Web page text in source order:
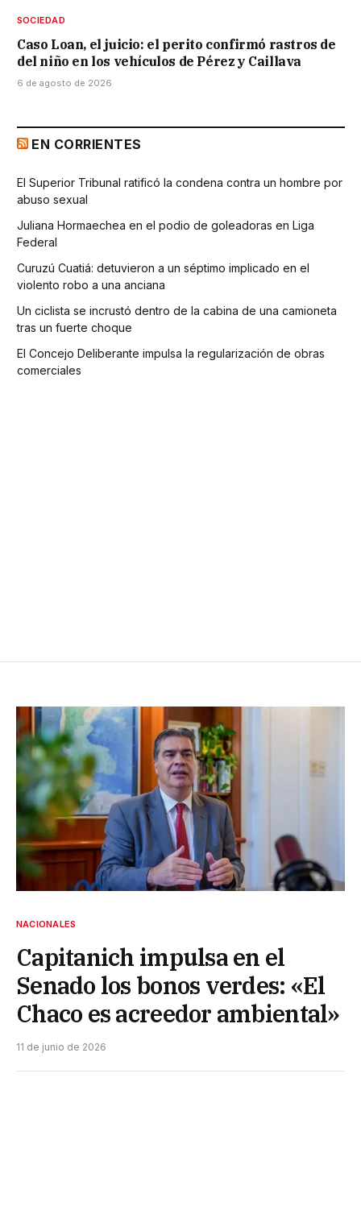
SOCIEDAD
Caso Loan, el juicio: el perito confirmó rastros de
del niño en los vehículos de Pérez y Caillava
6 de agosto de 2026
EN CORRIENTES
El Superior Tribunal ratificó la condena contra un hombre por
abuso sexual
Juliana Hormaechea en el podio de goleadoras en Liga
Federal
Curuzú Cuatiá: detuvieron a un séptimo implicado en el
violento robo a una anciana
Un ciclista se incrustó dentro de la cabina de una camioneta
tras un fuerte choque
El Concejo Deliberante impulsa la regularización de obras
comerciales
NACIONALES
Capitanich impulsa en el
Senado los bonos verdes: «El
Chaco es acreedor ambiental»
11 de junio de 2026